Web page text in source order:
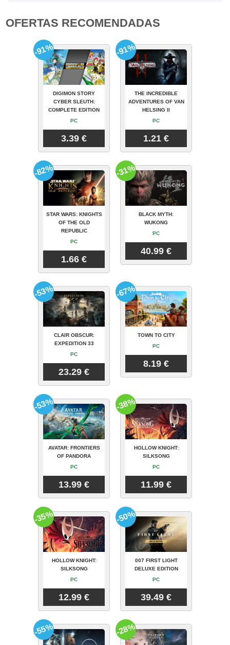
OFERTAS RECOMENDADAS
DIGIMON STORY
CYBER SLEUTH:
COMPLETE EDITION
PC
3.39 €
-91%
THE INCREDIBLE
ADVENTURES OF VAN
HELSING II
PC
1.21 €
-91%
STAR WARS: KNIGHTS
OF THE OLD
REPUBLIC
PC
1.66 €
-82%
BLACK MYTH:
WUKONG
PC
40.99 €
-31%
CLAIR OBSCUR:
EXPEDITION 33
PC
23.29 €
-53%
TOWN TO CITY
PC
8.19 €
-67%
AVATAR: FRONTIERS
OF PANDORA
PC
13.99 €
-53%
HOLLOW KNIGHT:
SILKSONG
PC
11.99 €
-38%
HOLLOW KNIGHT:
SILKSONG
PC
12.99 €
-35%
007 FIRST LIGHT
DELUXE EDITION
PC
39.49 €
-50%
-55% -28%